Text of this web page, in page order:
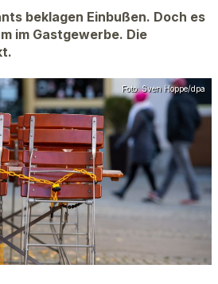
beklagen Einbußen. Doch es
im Gastgewerbe. Die
Foto: Sven Hoppe/dpa